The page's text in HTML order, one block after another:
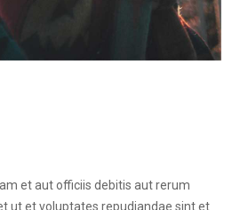
et aut officiis debitis aut rerum
ut et voluptates repudiandae sint et